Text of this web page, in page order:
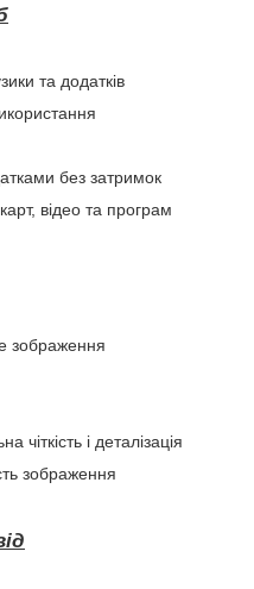
та додатків
без затримок
відео та програм
зображення
і деталізація
зображення